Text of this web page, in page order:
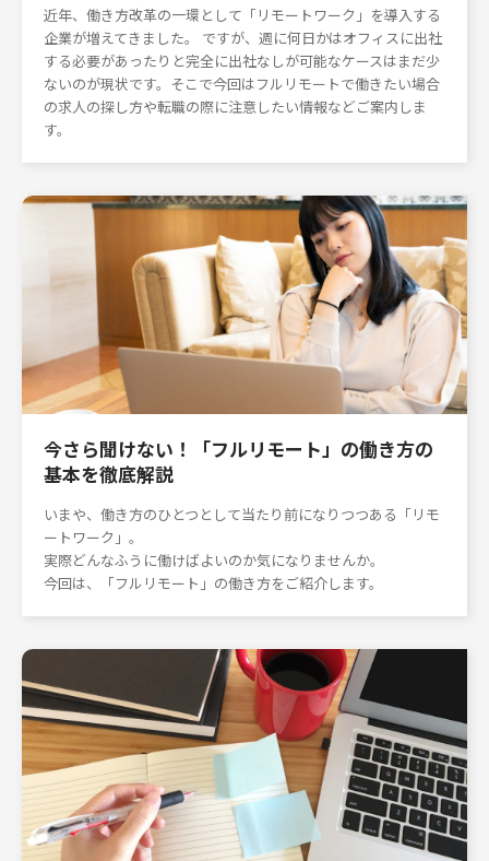
近年、働き方改革の一環として「リモートワーク」を導入する
企業が増えてきました。 ですが、週に何日かはオフィスに出社
する必要があったりと完全に出社なしが可能なケースはまだ少
ないのが現状です。そこで今回はフルリモートで働きたい場合
の求人の探し方や転職の際に注意したい情報などご案内しま
す。
今さら聞けない！「フルリモート」の働き方の
基本を徹底解説
いまや、働き方のひとつとして当たり前になりつつある「リモ
ートワーク」。
実際どんなふうに働けばよいのか気になりませんか。
今回は、「フルリモート」の働き方をご紹介します。